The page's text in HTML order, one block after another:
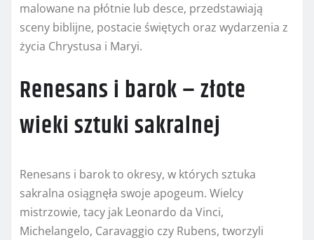
malowane na płótnie lub desce, przedstawiają
sceny biblijne, postacie świętych oraz wydarzenia z
życia Chrystusa i Maryi.
Renesans i barok – złote
wieki sztuki sakralnej
Renesans i barok to okresy, w których sztuka
sakralna osiągnęła swoje apogeum. Wielcy
mistrzowie, tacy jak Leonardo da Vinci,
Michelangelo, Caravaggio czy Rubens, tworzyli